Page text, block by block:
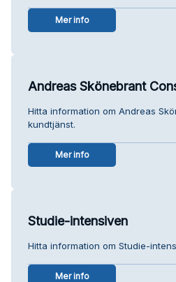
Mer info
Andreas Skönebrant
Hitta information om Andreas
kundtjänst.
Mer info
Studie-intensiven
Hitta information om Studie-
Mer info